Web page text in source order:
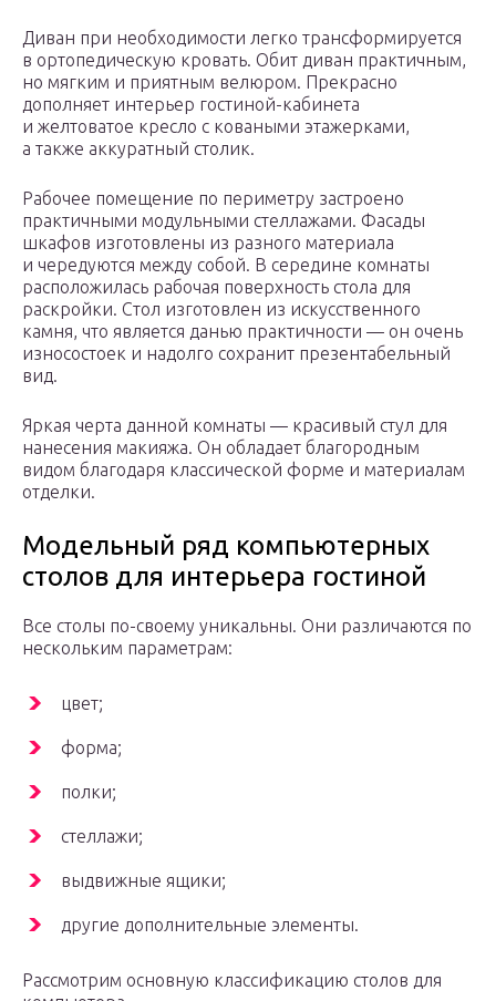
Диван при необходимости легко трансформируется
в ортопедическую кровать. Обит диван практичным,
но мягким и приятным велюром. Прекрасно
дополняет интерьер гостиной-кабинета
и желтоватое кресло с коваными этажерками,
а также аккуратный столик.
Рабочее помещение по периметру застроено
практичными модульными стеллажами. Фасады
шкафов изготовлены из разного материала
и чередуются между собой. В середине комнаты
расположилась рабочая поверхность стола для
раскройки. Стол изготовлен из искусственного
камня, что является данью практичности — он очень
износостоек и надолго сохранит презентабельный
вид.
Яркая черта данной комнаты — красивый стул для
нанесения макияжа. Он обладает благородным
видом благодаря классической форме и материалам
отделки.
Модельный ряд компьютерных
столов для интерьера гостиной
Все столы по-своему уникальны. Они различаются по
нескольким параметрам:
цвет;
форма;
полки;
стеллажи;
выдвижные ящики;
другие дополнительные элементы.
Рассмотрим основную классификацию столов для